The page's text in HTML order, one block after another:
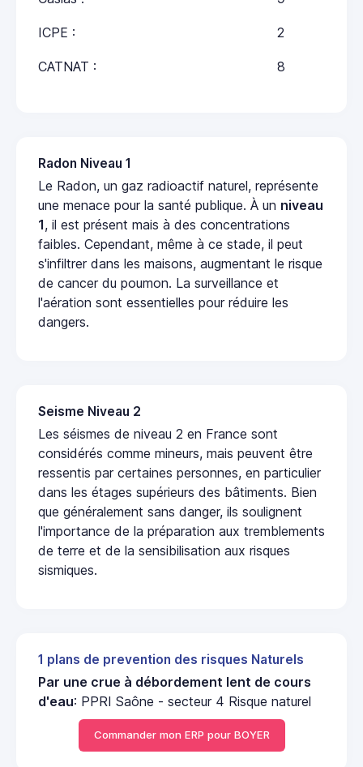
ICPE : 2
CATNAT : 8
Radon Niveau 1
Le Radon, un gaz radioactif naturel, représente
une menace pour la santé publique. À un niveau
1, il est présent mais à des concentrations
faibles. Cependant, même à ce stade, il peut
s'infiltrer dans les maisons, augmentant le risque
de cancer du poumon. La surveillance et
l'aération sont essentielles pour réduire les
dangers.
Seisme Niveau 2
Les séismes de niveau 2 en France sont
considérés comme mineurs, mais peuvent être
ressentis par certaines personnes, en particulier
dans les étages supérieurs des bâtiments. Bien
que généralement sans danger, ils soulignent
l'importance de la préparation aux tremblements
de terre et de la sensibilisation aux risques
sismiques.
1 plans de prevention des risques Naturels
Par une crue à débordement lent de cours
d'eau: PPRI Saône - secteur 4 Risque naturel
Commander mon ERP pour BOYER